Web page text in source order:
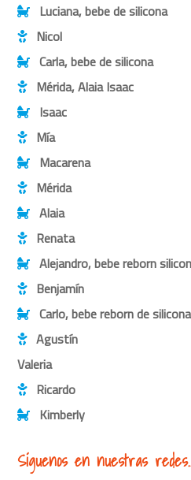
Luciana, bebe de silicona
Nicol
Carla, bebe de silicona
Mérida, Alaia Isaac
Isaac
Mía
Macarena
Mérida
Alaia
Renata
Alejandro, bebe reborn
Benjamín
Carlo, bebe reborn de silicona
Agustín
Valeria
Ricardo
Kimberly
Síguenos en nuestras